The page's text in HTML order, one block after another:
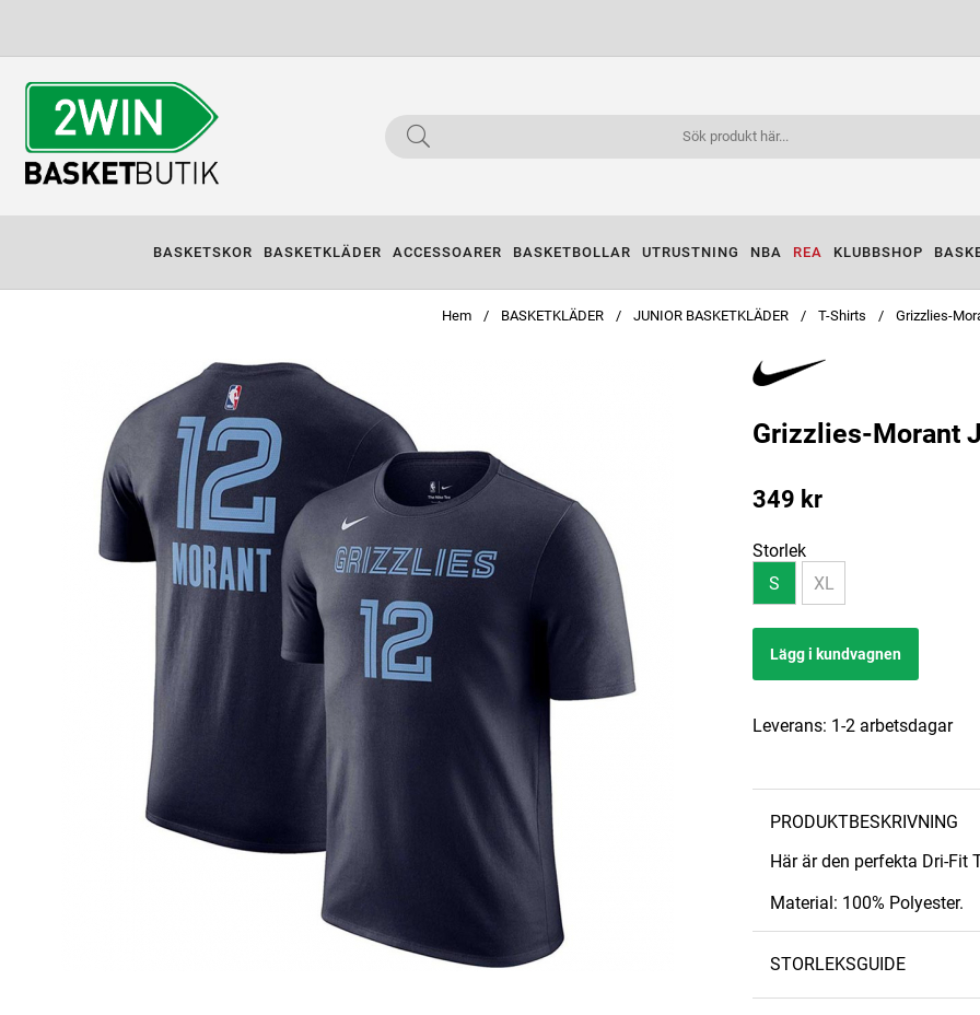
BASKETSKOR BASKETKLÄDER ACCESSOARER BASKETBOLLAR UTRUSTNING NBA REA KLUBBSHOP
Hem BASKETKLÄDER JUNIOR BASKETKLÄDER T-Shirts Grizzlies-
Grizzlies-Morant
349 kr
Storlek
S
XL
Lägg i kundvagnen
Leverans: 1-2 arbetsdagar
PRODUKTBESKRIVNING
Här är den perfekta Dri-Fit
Material: 100% Polyester.
STORLEKSGUIDE